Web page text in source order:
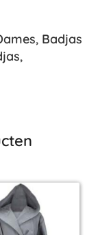
, Badjas
,